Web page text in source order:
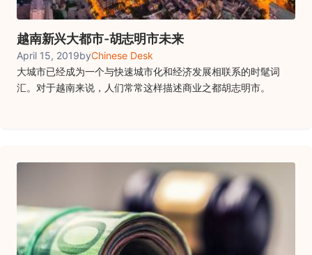
越南新兴大都市-胡志明市未来
April 15, 2019byChinese Desk
大城市已经成为一个与快速城市化和经济发展相联系的时髦词
汇。对于越南来说，人们常常这样描述商业之都胡志明市。